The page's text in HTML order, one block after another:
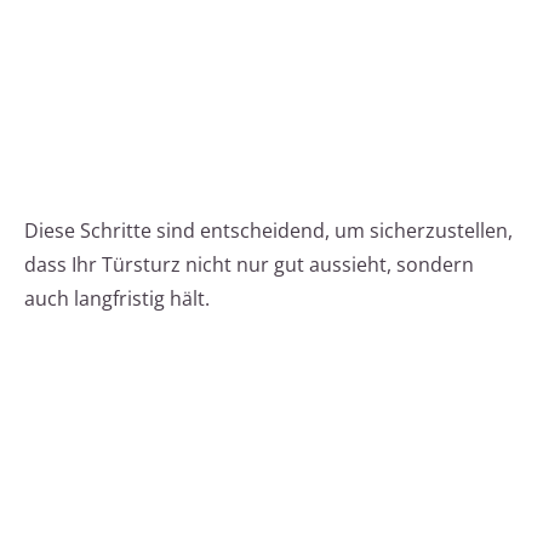
Diese Schritte sind entscheidend, um sicherzustellen,
dass Ihr Türsturz nicht nur gut aussieht, sondern
auch langfristig hält.